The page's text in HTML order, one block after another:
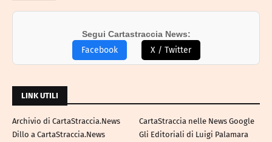
Segui Cartastraccia News:
Facebook X / Twitter
LINK UTILI
Archivio di CartaStraccia.News
CartaStraccia nelle News Google
Dillo a CartaStraccia.News
Gli Editoriali di Luigi Palamara